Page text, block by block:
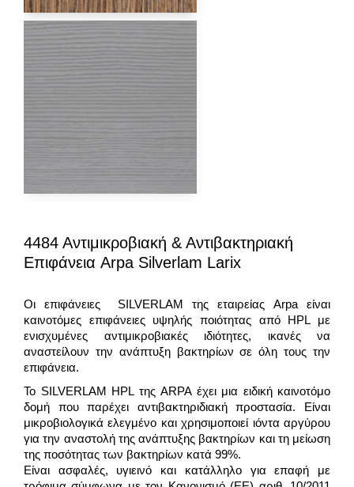
4484 Αντιμικροβιακή & Αντιβακτηριακή
Επιφάνεια Arpa Silverlam Larix
Οι επιφάνειες SILVERLAM της εταιρείας Arpa είναι
καινοτόμες επιφάνειες υψηλής ποιότητας από HPL με
ενισχυμένες αντιμικροβιακές ιδιότητες, ικανές να
αναστείλουν την ανάπτυξη βακτηρίων σε όλη τους την
επιφάνεια.
Το SILVERLAM HPL της ARPA έχει μια ειδική καινοτόμο
δομή που παρέχει αντιβακτηριδιακή προστασία. Είναι
μικροβιολογικά ελεγμένο και χρησιμοποιεί ιόντα αργύρου
για την αναστολή της ανάπτυξης βακτηρίων και τη μείωση
της ποσότητας των βακτηρίων κατά 99%.
Είναι ασφαλές, υγιεινό και κατάλληλο για επαφή με